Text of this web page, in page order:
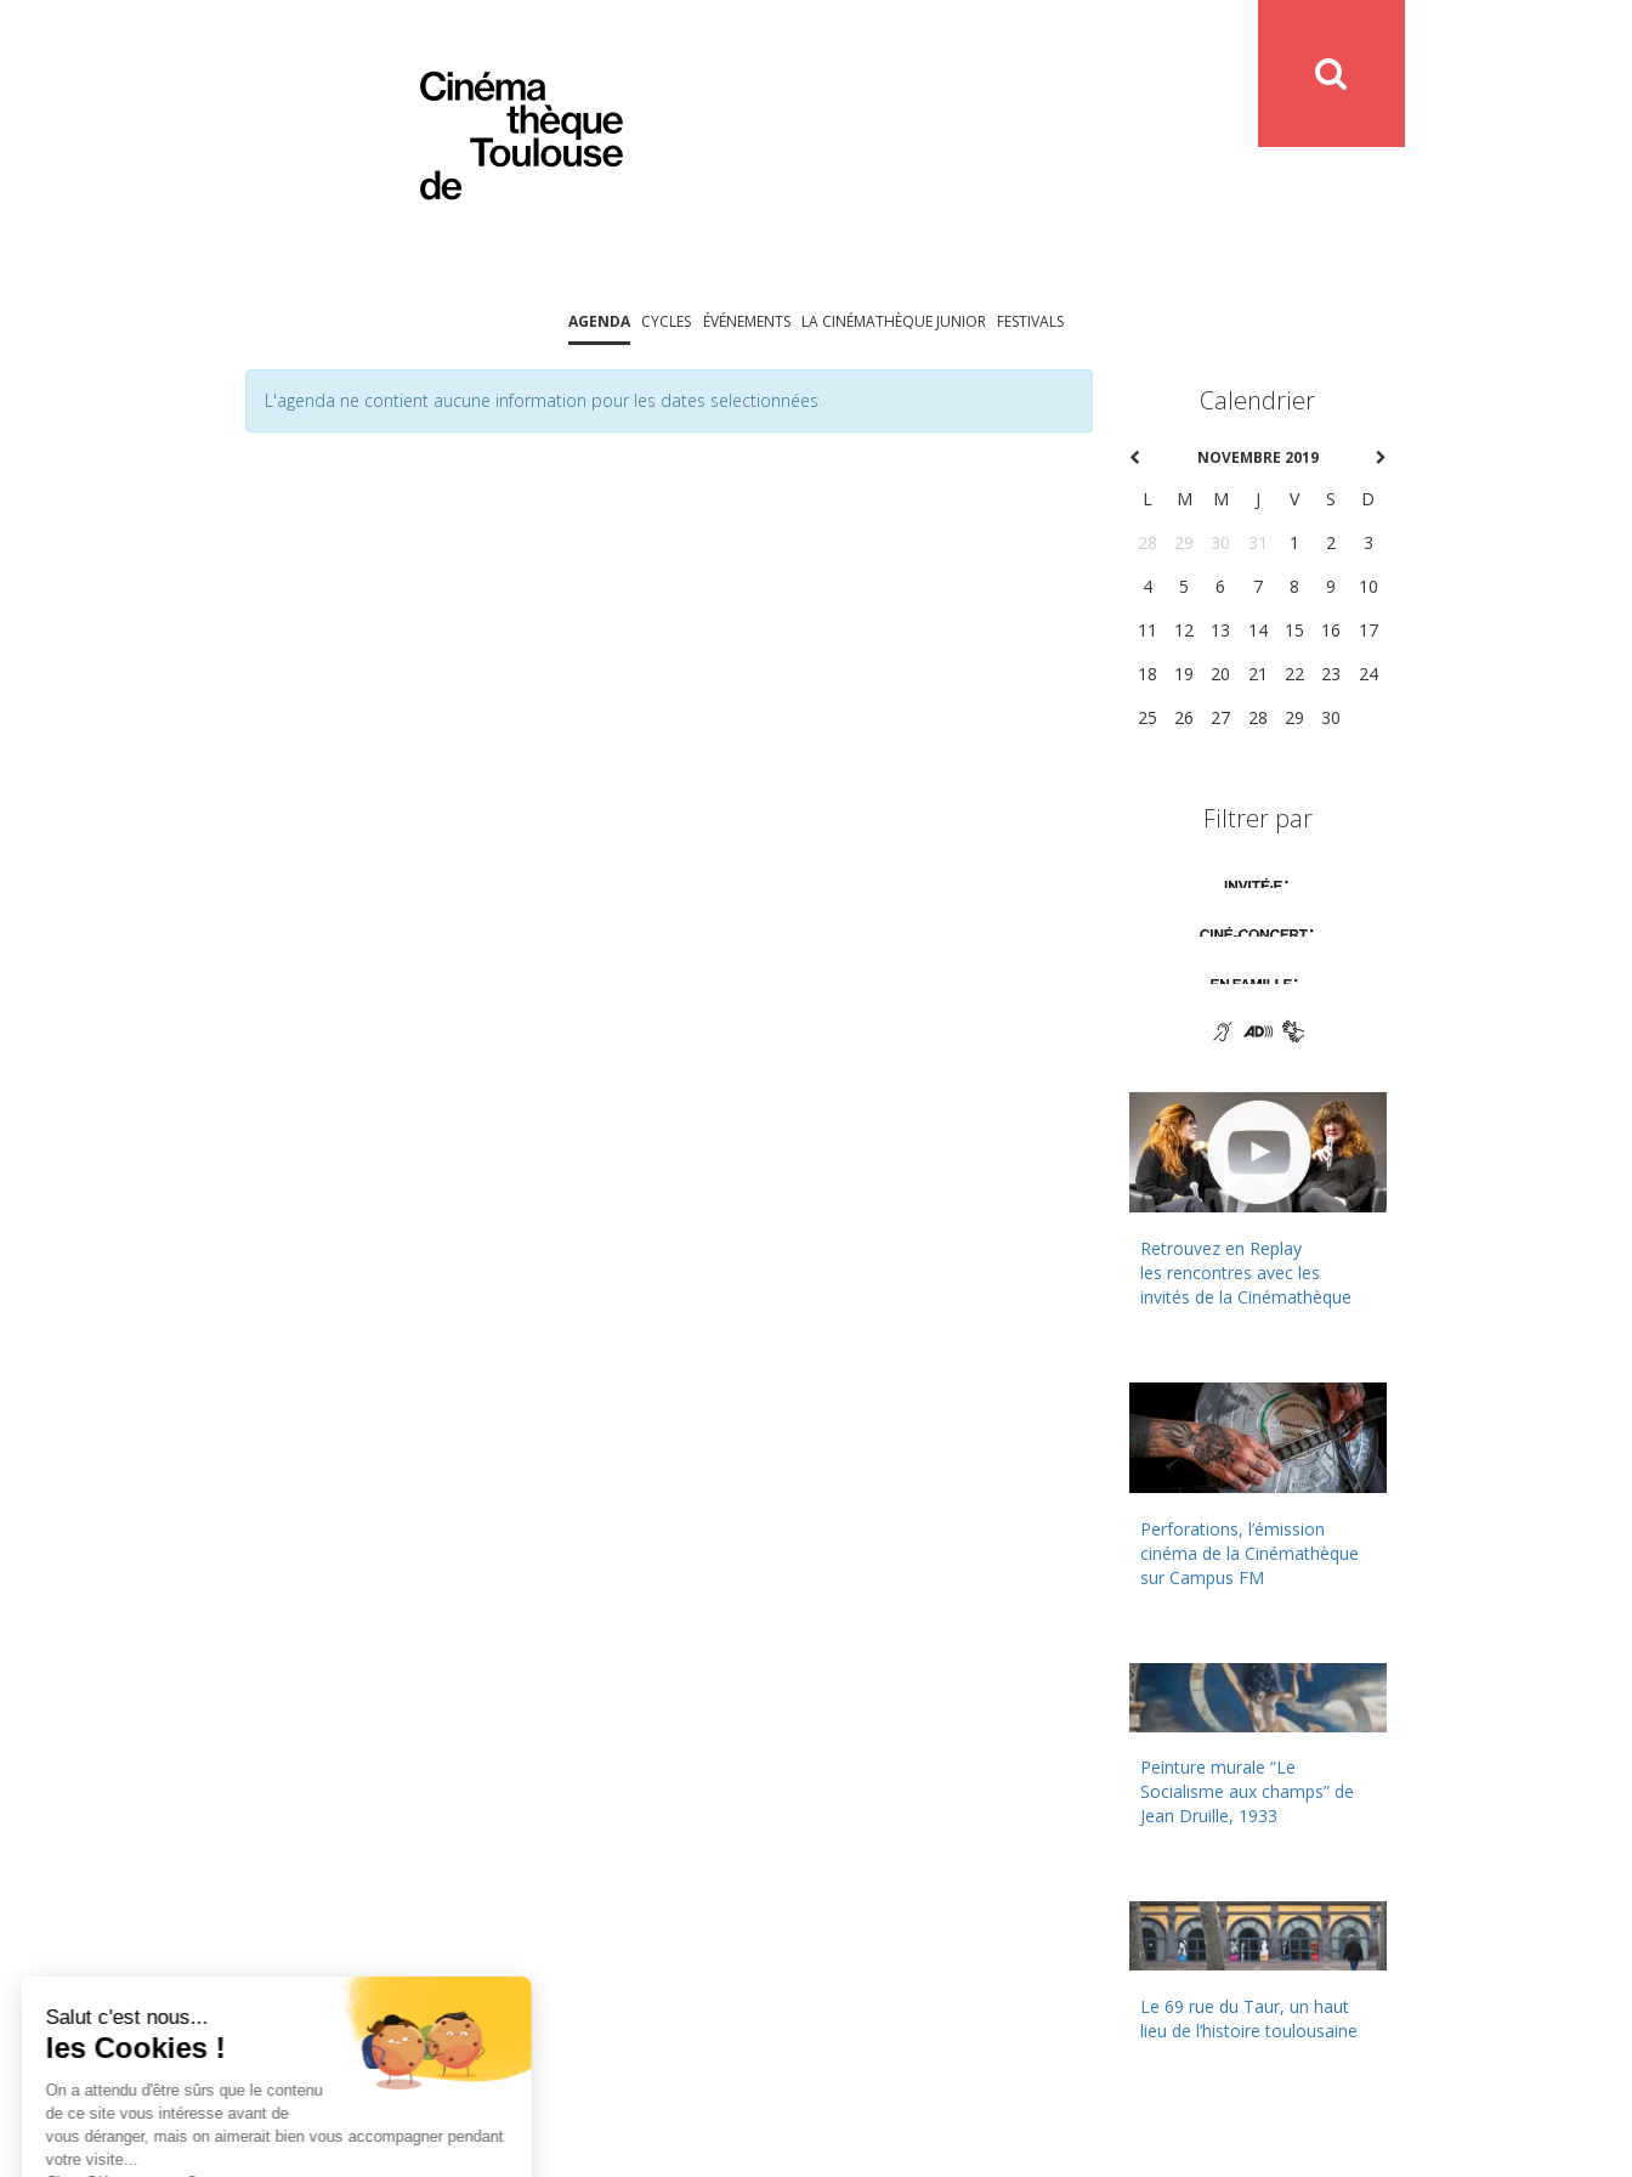
AGENDA CYCLES ÉVÉNEMENTS LA CINÉMATHÈQUE JUNIOR FESTIVALS
L'agenda ne contient aucune information pour les dates selectionnées Calendrier
NOVEMBRE 2019
L M M J V S
D
28
29 30 31 1 2
3
4
5 6 7 8 9
10
11
12 13 14 15 16
17
18
19 20 21 22 23
24
25
26 27 28 29 30
Filtrer par
Retrouvez en Replay
les rencontres avec les
invités de la Cinémathèque
Perforations, l’émission
cinéma de la Cinémathèque
sur Campus FM
Peinture murale “Le
Socialisme aux champs” de
Jean Druille, 1933
Le 69 rue du Taur, un haut
lieu de l’histoire toulousaine